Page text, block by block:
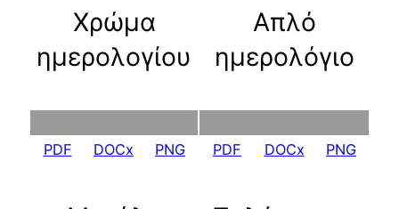
Χρώμα
ημερολογίου
Απλό
ημερολόγιο
PDF DOCx PNG PDF DOCx PNG